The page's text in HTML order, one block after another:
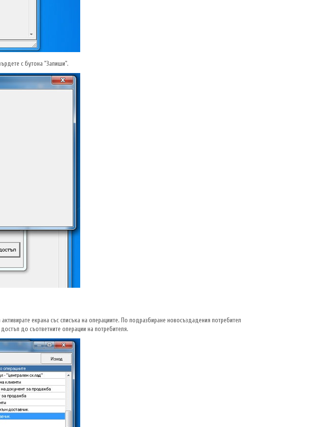
с бутона "Запиши".
екрана със списъка на операциите. По подразбиране новосъздадения потребител
до съответните операции на потребителя.